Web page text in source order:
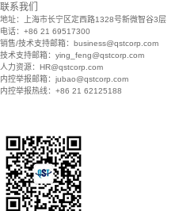
联系我们
地址：上海市长宁区定西路1328号新微智谷3层
电话：+86 21 69517300
销售/技术支持邮箱：business@qstcorp.com
技术支持邮箱：ying_feng@qstcorp.com
人力资源：HR@qstcorp.com
内控举报邮箱：jubao@qstcorp.com
内控举报热线：+86 21 62125188